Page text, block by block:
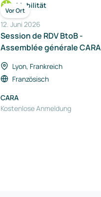
Vor Ort
Mobilität
12. Juni 2026
Session de RDV BtoB -
Assemblée générale CARA
Lyon, Frankreich
Französisch
CARA
Kostenlose Anmeldung